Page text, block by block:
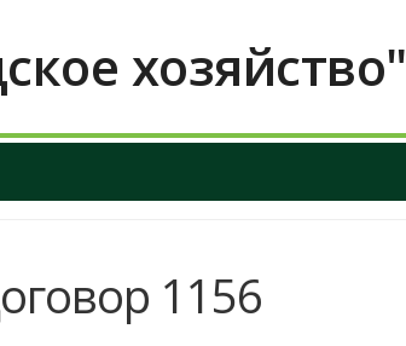
хозяйство"
1156